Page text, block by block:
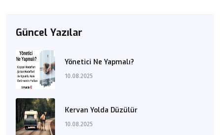
Güncel Yazılar
Yönetici Ne Yapmalı?
10.08.2025
Kervan Yolda Düzülür
10.08.2025